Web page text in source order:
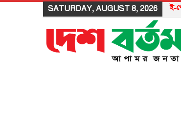
SATURDAY, AUGUST 8, 2026 ই-